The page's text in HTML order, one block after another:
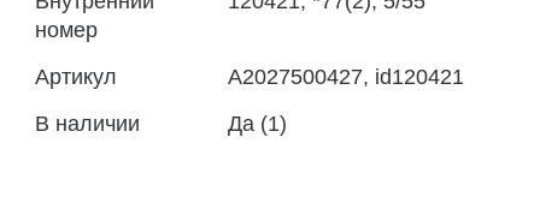
номер
Артикул
A2027500427, id120421
В наличии
Да (1)